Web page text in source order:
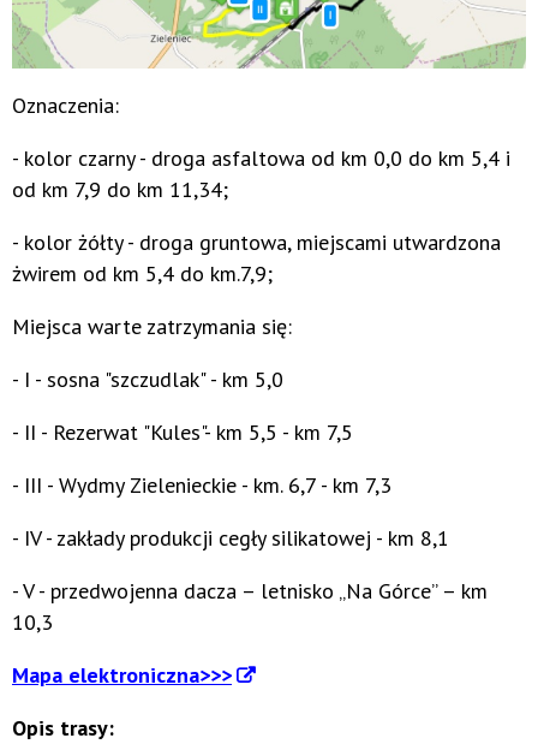
Oznaczenia:
- kolor czarny - droga asfaltowa od km 0,0 do km 5,4 i
od km 7,9 do km 11,34;
- kolor żółty - droga gruntowa, miejscami utwardzona
żwirem od km 5,4 do km.7,9;
Miejsca warte zatrzymania się:
- I - sosna "szczudlak" - km 5,0
- II - Rezerwat "Kules"- km 5,5 - km 7,5
- III - Wydmy Zielenieckie - km. 6,7 - km 7,3
- IV - zakłady produkcji cegły silikatowej - km 8,1
- V - przedwojenna dacza – letnisko „Na Górce” – km
10,3
Mapa elektroniczna>>>
Opis trasy: